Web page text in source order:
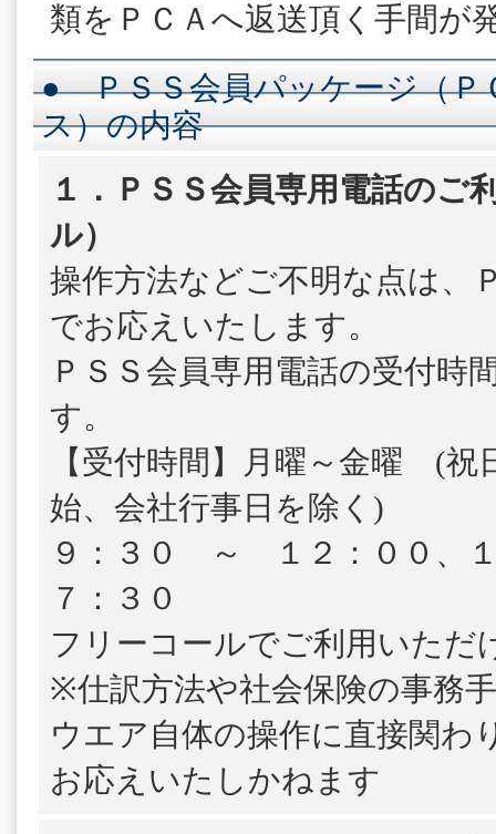
類をＰＣＡへ返送頂く手間が
● ＰＳＳ会員パッケージ（Ｐ
ス）の内容
１．ＰＳＳ会員専用電話のご
ル）
操作方法などご不明な点は、
でお応えいたします。
ＰＳＳ会員専用電話の受付時
す。
【受付時間】月曜～金曜 (祝
始、会社行事日を除く)
９：３０ ～ １２：００、
７：３０
フリーコールでご利用いただ
※仕訳方法や社会保険の事務
ウエア自体の操作に直接関わ
お応えいたしかねます